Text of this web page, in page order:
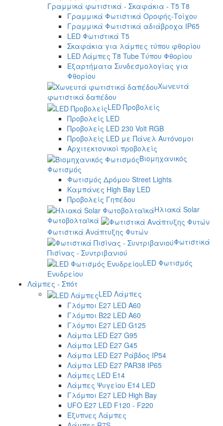
Γραμμικά φωτιστικά - Σκαφάκια - Τ5 T8
Γραμμικά Φωτιστικά Οροφής-Τοίχου
Γραμμικά Φωτιστικά αδιάβροχα IP65
LED Φωτιστικά T5
Σκαφάκια για λάμπες τύπου φθορίου
LED Λάμπες T8 Tube Τύπου Φθορίου
Εξαρτήματα Συνδεσμολογίας για
Φθορίου
Χωνευτά
φωτιστικά δαπέδου
LED Προβολείς
Προβολείς LED
Προβολείς LED 230 Volt RGB
Προβολείς LED με Πάνελ Αυτόνομοι
Αρχιτεκτονικοί προβολείς
Βιομηχανικός
Φωτισμός
Φωτισμός Δρόμου Street Lights
Καμπάνες High Bay LED
Προβολείς Γηπέδου
Ηλιακά Solar
Φωτοβολταϊκά
Φωτιστικά Ανάπτυξης Φυτών
Φωτιστικά
Πισίνας - Συντριβανιού
LED Φωτισμός
Ενυδρείου
Λάμπες - Σπότ
LED Λάμπες
Γλόμποι E27 LED A60
Γλόμποι B22 LED A60
Γλόμποι E27 LED G125
Λάμπα LED E27 G95
Λάμπα LED E27 G45
Λάμπα LED E27 Ράβδος IP54
Λάμπα LED E27 PAR38 IP65
Λάμπες LED E14
Λάμπες Ψυγείου E14 LED
Γλόμποι E27 LED High Bay
UFO E27 LED F120 - F220
Έξυπνες Λάμπες